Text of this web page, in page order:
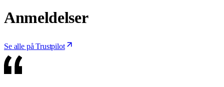
Anmeldelser
Se alle på Trustpilot